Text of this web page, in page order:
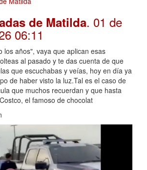
de Matilda. 01 de
06:11
los años", vaya que aplican esas
al pasado y te das cuenta de que
que escuchabas y veías, hoy en día ya
de haber visto la luz.Tal es el caso de
que muchos recuerdan y que hasta
el famoso de chocolat